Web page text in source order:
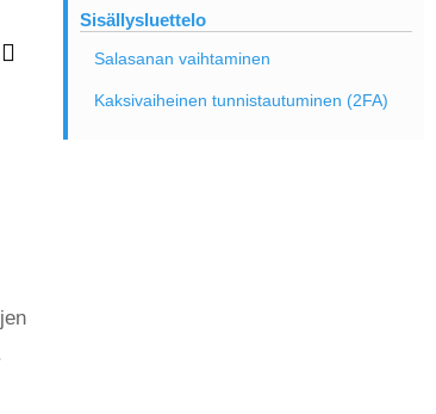
Sisällysluettelo
Salasanan vaihtaminen
Kaksivaiheinen tunnistautuminen (2FA)